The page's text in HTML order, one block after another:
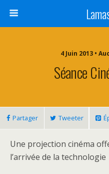
4 Juin 2013 •
Séance
Partager Tweeter
Une projection cinéma
l’arrivée de la